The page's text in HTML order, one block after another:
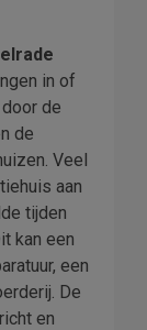
in of
de
de
Veel
aan
tijden
kan een
een
De
en